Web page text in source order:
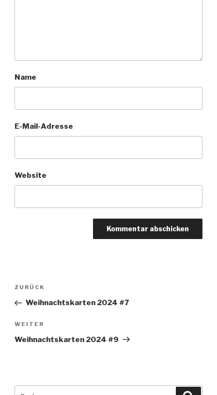
Name
E-Mail-Adresse
Website
Beitragsnavigation
Vorheriger
Beitrag
ZURÜCK
Weihnachtskarten 2024 #7
Nächster
Beitrag
WEITER
Weihnachtskarten 2024 #9